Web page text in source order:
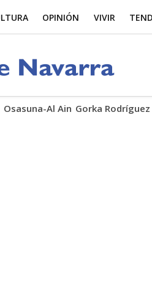
Osasuna-Al Ain Gorka Rodríguez
OPINIÓN VIVIR